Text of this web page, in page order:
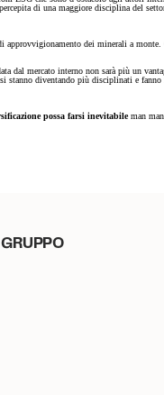
di una maggiore disciplina del
approvvigionamento dei minerali a
mercato interno non sarà più un
stanno diventando più disciplinati e
possa farsi inevitabileman